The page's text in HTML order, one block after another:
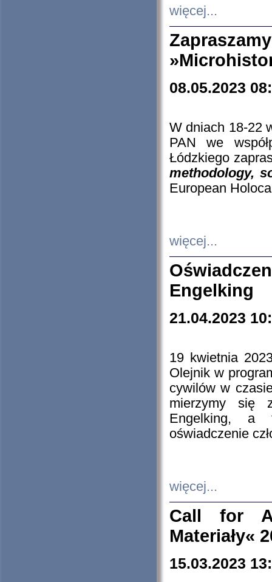
więcej...
08.05.2023
W dniach 18-22
PAN we
Łódzkiego
methodology,
European
więcej...
Engelking
21.04.2023
19 kwietnia
Olejnik w
cywilów w
mierzymy się
Engelking, a
oświadczenie
więcej...
Call for
Materiały«
15.03.2023